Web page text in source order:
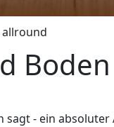
sagt - ein